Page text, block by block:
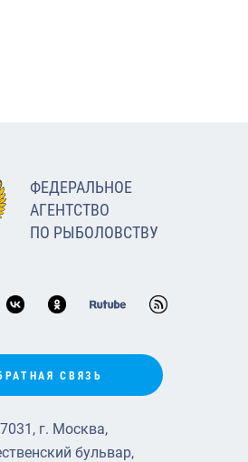
ФЕДЕРАЛЬНОЕ
АГЕНТСТВО
ПО РЫБОЛОВСТВУ
СВЯЗЬ
г. Москва,
бульвар,